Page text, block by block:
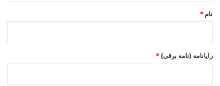
نام *
رایانامه (نامه برقی) *